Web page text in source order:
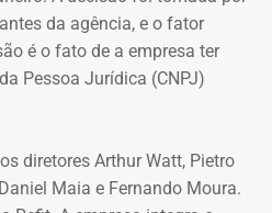
R$ 2,35 milhões, um
mil, R$ 709 mil em “bens
35 mil em dinheiro em
da agência, e o fator
é o fato de a empresa ter
Pessoa Jurídica (CNPJ)
diretores Arthur Watt, Pietro
Maia e Fernando Moura.